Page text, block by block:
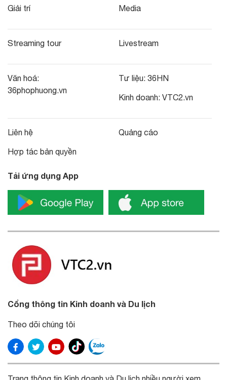
Giải trí Media
Streaming tour Livestream
Văn hoá:
36phophuong.vn
Tư liệu: 36HN
Kinh doanh: VTC2.vn
Liên hệ
Hợp tác bản quyền
Quảng cáo
Tải ứng dụng App
Cổng thông tin Kinh doanh và Du lịch
Theo dõi chúng tôi